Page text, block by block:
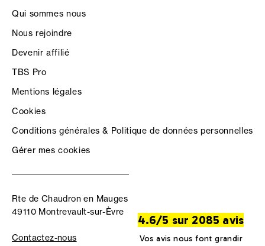
Qui sommes nous
Nous rejoindre
Devenir affilié
TBS Pro
Mentions légales
Cookies
Conditions générales & Politique de données personnelles
Gérer mes cookies
Rte de Chaudron en Mauges
49110 Montrevault-sur-Èvre
Contactez-nous
4.6/5 sur 2085 avis
Vos avis nous font grandir